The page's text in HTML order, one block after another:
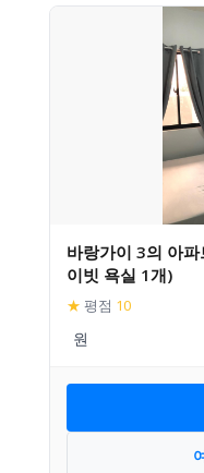
바랑가이 3의 아
이빗 욕실 1개)
★ 평점 10